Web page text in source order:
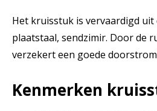
Het kruisstuk is vervaardigd
plaatstaal, sendzimir. Door de
verzekert een goede
Kenmerken